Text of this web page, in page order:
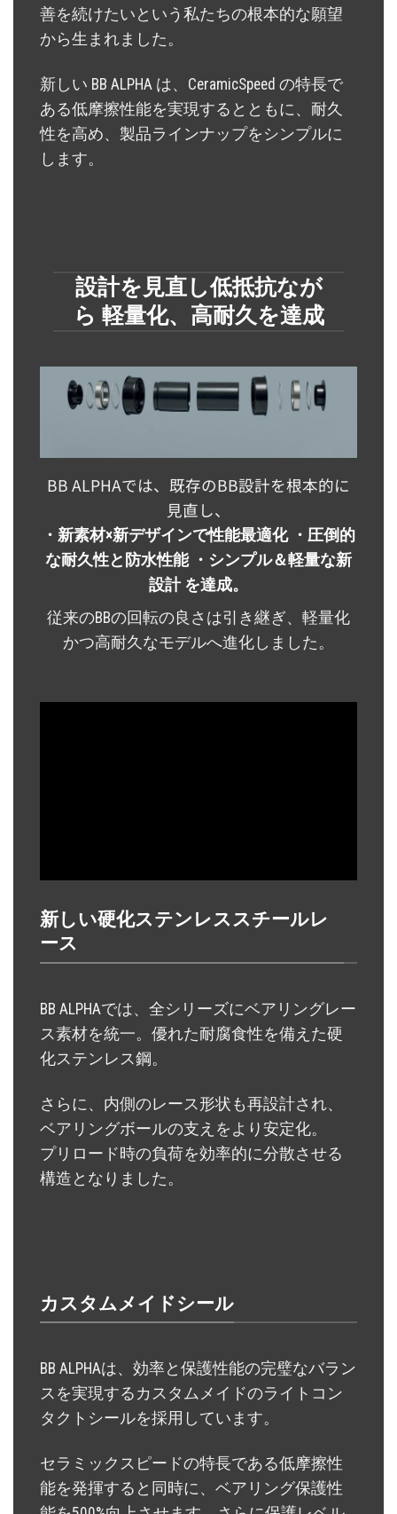
善を続けたいという私たちの根本的な願望
から生まれました。
新しい BB ALPHA は、CeramicSpeed の特長で
ある低摩擦性能を実現するとともに、耐久
性を高め、製品ラインナップをシンプルに
します。
設計を見直し低抵抗なが
ら 軽量化、高耐久を達成
BB ALPHAでは、既存のBB設計を根本的に
見直し、
・新素材×新デザインで性能最適化 ・圧倒的
な耐久性と防水性能 ・シンプル＆軽量な新
設計 を達成。
従来のBBの回転の良さは引き継ぎ、軽量化
かつ高耐久なモデルへ進化しました。
新しい硬化ステンレススチールレ
ース
BB ALPHAでは、全シリーズにベアリングレー
ス素材を統一。優れた耐腐食性を備えた硬
化ステンレス鋼。
さらに、内側のレース形状も再設計され、
ベアリングボールの支えをより安定化。
プリロード時の負荷を効率的に分散させる
構造となりました。
カスタムメイドシール
BB ALPHAは、効率と保護性能の完璧なバラン
スを実現するカスタムメイドのライトコン
タクトシールを採用しています。
セラミックスピードの特長である低摩擦性
能を発揮すると同時に、ベアリング保護性